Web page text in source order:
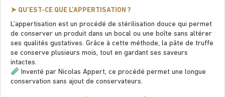
➤ QU’EST-CE QUE L’APPERTISATION ?
L’appertisation est un procédé de stérilisation douce qui permet
de conserver un produit dans un bocal ou une boîte sans altérer
ses qualités gustatives. Grâce à cette méthode, la pâte de truffe
se conserve plusieurs mois, tout en gardant ses saveurs
intactes.
Inventé par Nicolas Appert, ce procédé permet une longue
conservation sans ajout de conservateurs.